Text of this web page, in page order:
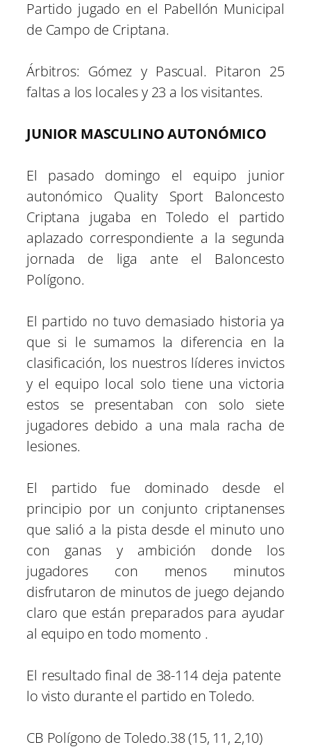
Partido jugado en el Pabellón Municipal
de Campo de Criptana.
Árbitros: Gómez y Pascual. Pitaron 25
faltas a los locales y 23 a los visitantes.
JUNIOR MASCULINO AUTONÓMICO
El pasado domingo el equipo junior
autonómico Quality Sport Baloncesto
Criptana jugaba en Toledo el partido
aplazado correspondiente a la segunda
jornada de liga ante el Baloncesto
Polígono.
El partido no tuvo demasiado historia ya
que si le sumamos la diferencia en la
clasificación, los nuestros líderes invictos
y el equipo local solo tiene una victoria
estos se presentaban con solo siete
jugadores debido a una mala racha de
lesiones.
El partido fue dominado desde el
principio por un conjunto criptanenses
que salió a la pista desde el minuto uno
con ganas y ambición donde los
jugadores con menos minutos
disfrutaron de minutos de juego dejando
claro que están preparados para ayudar
al equipo en todo momento .
El resultado final de 38-114 deja patente
lo visto durante el partido en Toledo.
CB Polígono de Toledo.38 (15, 11, 2,10)